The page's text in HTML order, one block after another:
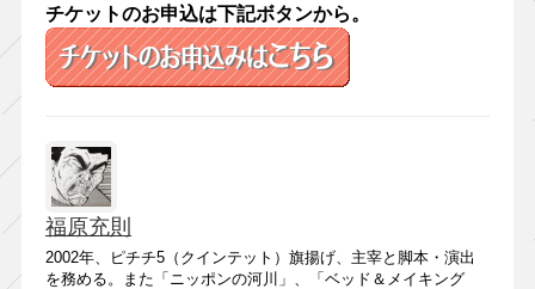
チケットのお申込は下記ボタンから。
福原充則
2002年、ピチチ5（クインテット）旗揚げ、主宰と脚本・演出
を務める。また「ニッポンの河川」、「ベッド＆メイキング